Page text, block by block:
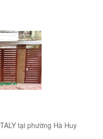
tại phường Hà Huy